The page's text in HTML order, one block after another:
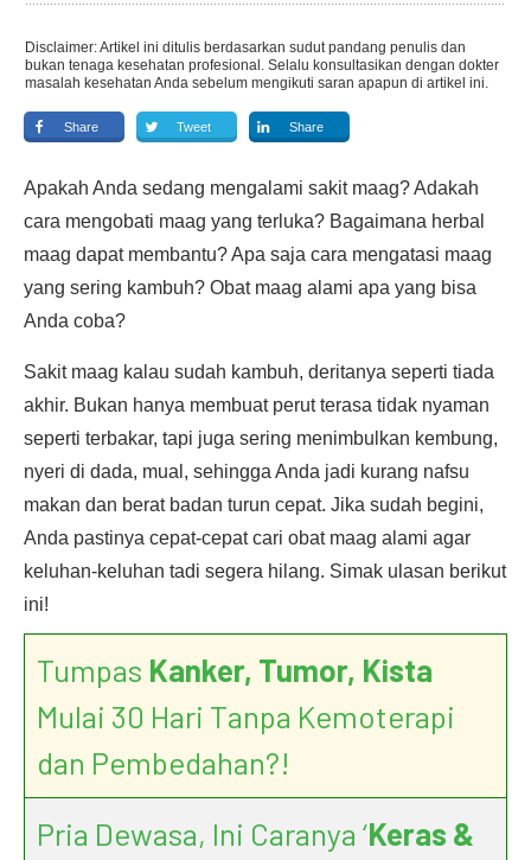
Disclaimer: Artikel ini ditulis berdasarkan sudut pandang penulis dan
bukan tenaga kesehatan profesional. Selalu konsultasikan dengan dokter
masalah kesehatan Anda sebelum mengikuti saran apapun di artikel ini.
Share Tweet Share
Apakah Anda sedang mengalami sakit maag? Adakah
cara mengobati maag yang terluka? Bagaimana herbal
maag dapat membantu? Apa saja cara mengatasi maag
yang sering kambuh? Obat maag alami apa yang bisa
Anda coba?
Sakit maag kalau sudah kambuh, deritanya seperti tiada
akhir. Bukan hanya membuat perut terasa tidak nyaman
seperti terbakar, tapi juga sering menimbulkan kembung,
nyeri di dada, mual, sehingga Anda jadi kurang nafsu
makan dan berat badan turun cepat. Jika sudah begini,
Anda pastinya cepat-cepat cari obat maag alami agar
keluhan-keluhan tadi segera hilang. Simak ulasan berikut
ini!
Tumpas Kanker, Tumor, Kista
Mulai 30 Hari Tanpa Kemoterapi
dan Pembedahan?!
Pria Dewasa, Ini Caranya ‘Keras &